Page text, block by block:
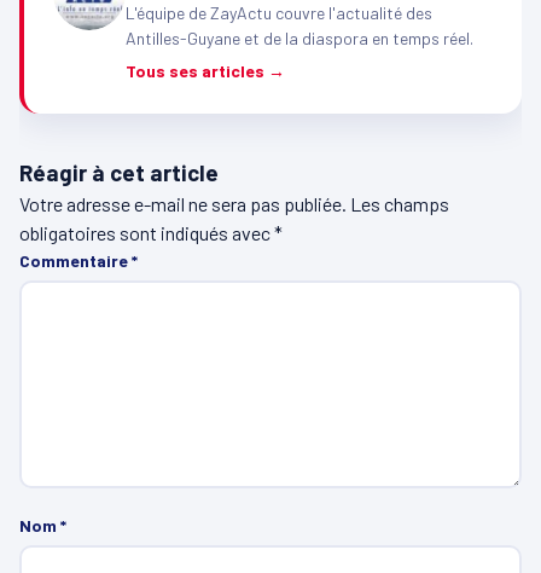
L'équipe de ZayActu couvre l'actualité des
Antilles-Guyane et de la diaspora en temps réel.
Tous ses articles →
Réagir à cet article
Votre adresse e-mail ne sera pas publiée. Les champs
obligatoires sont indiqués avec*
Commentaire*
Nom *